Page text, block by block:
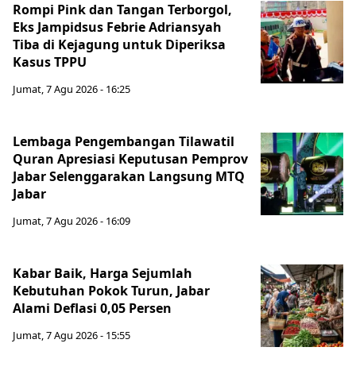
Rompi Pink dan Tangan Terborgol,
Eks Jampidsus Febrie Adriansyah
Tiba di Kejagung untuk Diperiksa
Kasus TPPU
Jumat, 7 Agu 2026 - 16:25
Lembaga Pengembangan Tilawatil
Quran Apresiasi Keputusan Pemprov
Jabar Selenggarakan Langsung MTQ
Jabar
Jumat, 7 Agu 2026 - 16:09
Kabar Baik, Harga Sejumlah
Kebutuhan Pokok Turun, Jabar
Alami Deflasi 0,05 Persen
Jumat, 7 Agu 2026 - 15:55